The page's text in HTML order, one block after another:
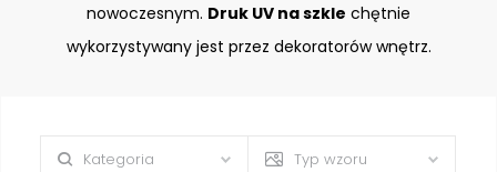
nowoczesnym. Druk UV na szkle chętnie
wykorzystywany jest przez dekoratorów wnętrz.
Kategoria Typ wzoru